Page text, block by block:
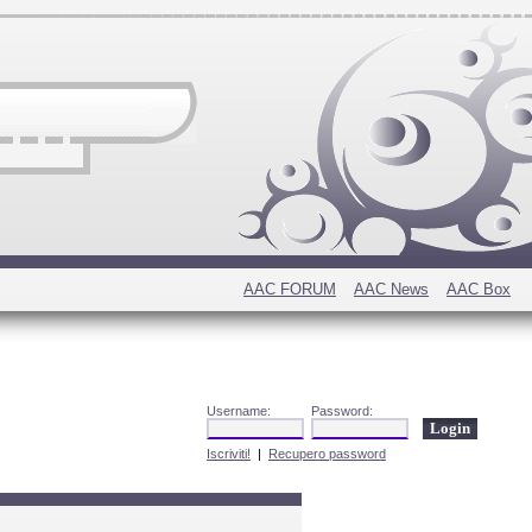
AAC FORUM AAC News AAC Box
Username: Password:
Iscriviti! | Recupero password